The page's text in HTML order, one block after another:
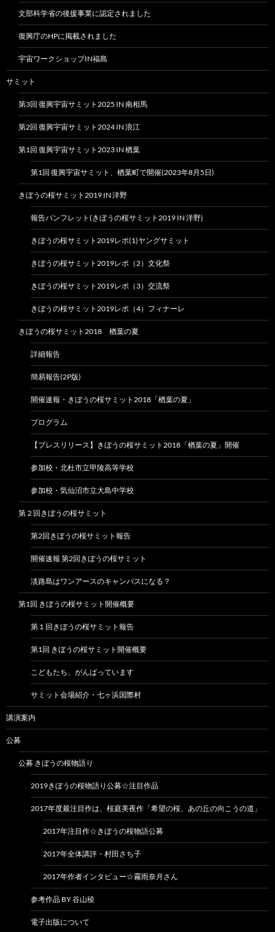
文部科学省の後援事業に認定されました
復興庁のHPに掲載されました
宇宙ワークショップIN福島
サミット
第3回 復興宇宙サミット2025 IN 南相馬
第2回 復興宇宙サミット2024 IN 浪江
第1回 復興宇宙サミット2023 IN 楢葉
第1回 復興宇宙サミット、楢葉町で開催(2023年8月5日)
きぼうの桜サミット2019 IN 洋野
報告パンフレット(きぼうの桜サミット2019 IN 洋野)
きぼうの桜サミット2019レポ(1)ヤングサミット
きぼうの桜サミット2019レポ（2）文化祭
きぼうの桜サミット2019レポ（3）交流祭
きぼうの桜サミット2019レポ（4）フィナーレ
きぼうの桜サミット2018 楢葉の夏
詳細報告
簡易報告(2P版)
開催速報・きぼうの桜サミット2018「楢葉の夏」
プログラム
【プレスリリース】きぼうの桜サミット2018「楢葉の夏」開催
参加校・北杜市立甲陵高等学校
参加校・気仙沼市立大島中学校
第２回きぼうの桜サミット
第2回きぼうの桜サミット報告
開催速報 第2回きぼうの桜サミット
淡路島はワンアースのキャンパスになる？
第1回 きぼうの桜サミット開催概要
第１回きぼうの桜サミット報告
第1回 きぼうの桜サミット開催概要
こどもたち、がんばっています
サミット会場紹介・七ヶ浜国際村
講演案内
公募
公募 きぼうの桜物語り
2019きぼうの桜物語り公募☆注目作品
2017年度最注目作は、桜庭美夜作「希望の桜、あの丘の向こうの道」
2017年注目作☆きぼうの桜物語公募
2017年全体講評・村田さち子
2017年作者インタビュー☆霧雨奈月さん
参考作品 BY 谷山稜
電子出版について